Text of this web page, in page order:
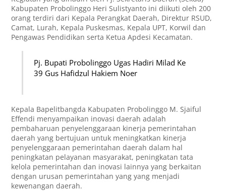
Kabupaten Probolinggo Heri Sulistyanto ini diikuti oleh 200
orang terdiri dari Kepala Perangkat Daerah, Direktur RSUD,
Camat, Lurah, Kepala Puskesmas, Kepala UPT, Korwil dan
Pengawas Pendidikan serta Ketua Apdesi Kecamatan.
Pj. Bupati Probolinggo Ugas Hadiri Milad Ke
39 Gus Hafidzul Hakiem Noer
Kepala Bapelitbangda Kabupaten Probolinggo M. Sjaiful
Effendi menyampaikan inovasi daerah adalah
pembaharuan penyelenggaraan kinerja pemerintahan
daerah yang bertujuan untuk meningkatkan kinerja
penyelenggaraan pemerintahan daerah dalam hal
peningkatan pelayanan masyarakat, peningkatan tata
kelola pemerintahan dan inovasi lainnya yang berkaitan
dengan urusan pemerintahan yang yang menjadi
kewenangan daerah.